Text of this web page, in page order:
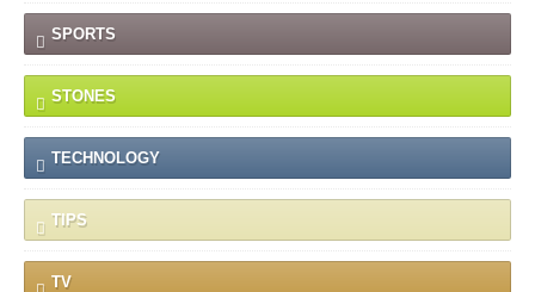
SPORTS
STONES
TECHNOLOGY
TIPS
TV